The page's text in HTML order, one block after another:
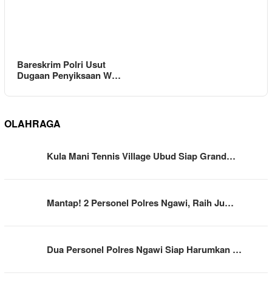
Bareskrim Polri Usut
Dugaan Penyiksaan W…
OLAHRAGA
Kula Mani Tennis Village Ubud Siap Grand…
Mantap! 2 Personel Polres Ngawi, Raih Ju…
Dua Personel Polres Ngawi Siap Harumkan …